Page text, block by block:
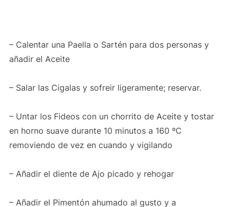
– Calentar una Paella o Sartén para dos personas y
añadir el Aceite
– Salar las Cigalasy sofreir ligeramente; reservar.
– Untar los Fideos con un chorrito de Aceite y tostar
en horno suave durante 10 minutos a 160 ºC
removiendo de vez en cuando y vigilando
– Añadir el diente de Ajo picado y rehogar
– Añadir el Pimentón ahumado al gusto y a